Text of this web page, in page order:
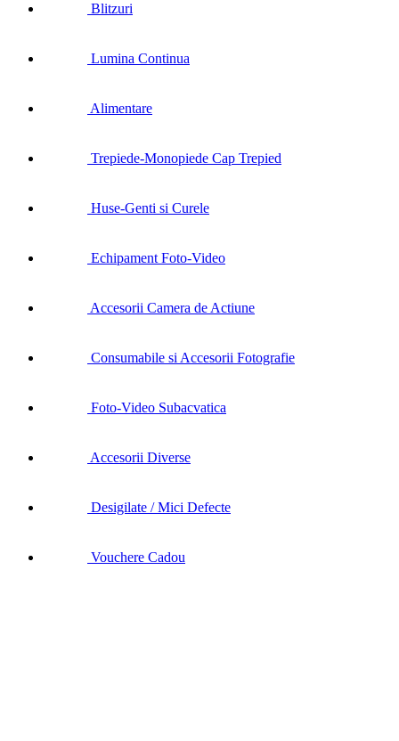
Blitzuri
Lumina Continua
Alimentare
Trepiede-Monopiede Cap Trepied
Huse-Genti si Curele
Echipament Foto-Video
Accesorii Camera de Actiune
Consumabile si Accesorii Fotografie
Foto-Video Subacvatica
Accesorii Diverse
Desigilate / Mici Defecte
Vouchere Cadou